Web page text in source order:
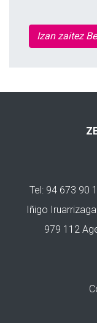
Izan zaitez
Tel: 94 673 90
Iñigo
979 112